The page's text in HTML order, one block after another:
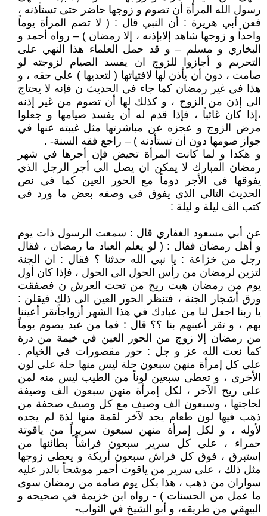
رسول الله المرأة أن تصوم و زوجها حاضر حتى تستأذنه ،
فعن أبي هريرة : أن النبي قال : ( لا تصم المرأة يوماً
واحداً و زوجها شاهد إلابإذنه ، إلا رمضان ) – رواه أحمد و
البخاري و مسلم – و قد حمل العلماء هذا النهي على
التحريم و أجازوا للزوج ان يفسد الصيام لزوجته لو
صامت ، دون أن يأذن لها لافتياتها ( لتعديها ) على حقه ، و
هذا في غير رمضان كما جاء في الحديث ن فإنه لا يحتاج
الى إذن من الزوج ، و كذلك لها أن تصوم من غير إذنه
،إذا كان غائباً ، فإذا قدم له أن يفسد صيامها و جعلوا
مرض الزوج و عجزه عن مباشرتها مثل غيبته عنها في
جواز صومها دون أن تستأذنه ) – راجع فقه السنة- .
و هكذا و لما كانت المرأة تحيض فإن أجرها في شهر
رمضان المبارك لا يمكن ان يصل الى أجر الرجل الذي
يفوقها في الأجر دوماً مع الحور العين كما في نص
الحديث التالي الذي يفوق في وصفه بعض ما ورد في
كتب الف ليلة و ليلة :
عن أبي مسعود الغفاري قال : سمعت الرسول ذات يوم
و أهل رمضان فقال : ( لو يعلم العباد ما رمضان ، فقال
رجل من خزاعة : يا نبي الله حدثنا ؟ فقال : ان الجنة
لتزين لرمضان من رأس الحول الى الحول ، فإذا كان أول
يوم من رمضان هبت ريح من تحت العرش ن فصفقت
ورق أشجار الجنة ، فتنظر الحور العين الى ذلك فيقلن :
يا ربنا اجعل لنا من عبادك في هذا الشهر أزواجاًتقر أعيننا
بهم ، و تقر أعينهم بنا ؟؟ قال : فما من عبد يصوم يوماً
من رمضان إلا زوج من الحور العين في خيمة من درة
كما نعت الله عز و جل : حور مقصورات في الخيام .
على كل إمرأة منهن سبعون حلة ليس منها حلة على لون
الأخرى ، و تعطى سبعين لوناً من الطيب ليس منه لمن
على ريح الآخر ، لكل إمرأة منهن سبعون الف وصيفة
لحاجتها ، وسبعون الف وصيف مع كل وصيف صحفة من
ذهب فيها لون طعام يجد لآخر لقمة منها لذة لم يجده
لأوله ، و لكل إمرأة منهن سبعون سريراً من ياقوتة
حمراء ، على كل سرير سبعون فراشاً بطائنها من
إستبرق ، فوق كل فراش سبعون أريكة و يعطى زوجها
مثل ذلك ، على سرير من ياقوت أحمر موشحاً بالدر عليه
سواران من ذهب ، هذا بكل يوم صامه من رمضان سوى
ما عمل من الحسنات ) - رواه ابن خزيمة في صحيحه و
البيهقي من طريقه، و أبو الشيخ في الثواب-